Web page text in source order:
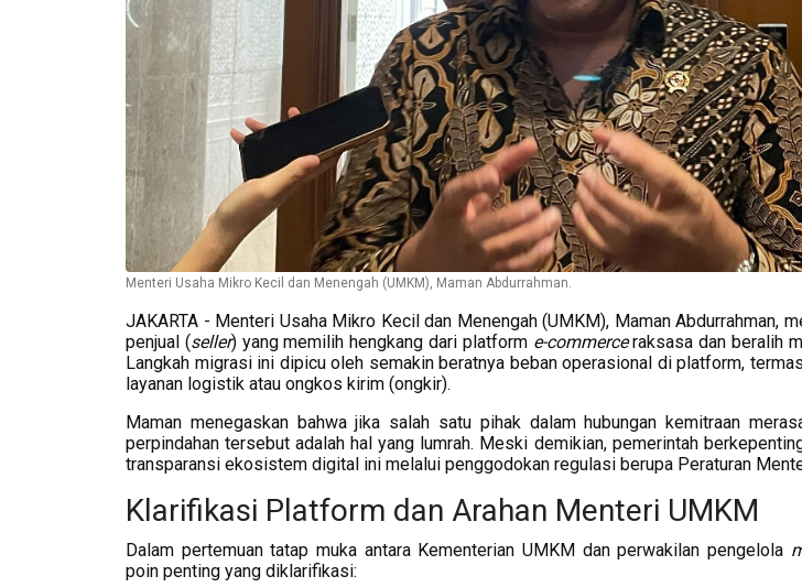
Menteri Usaha Mikro Kecil dan Menengah (UMKM), Maman Abdurrahman.
JAKARTA - Menteri Usaha Mikro Kecil dan Menengah (UMKM), Maman Abdurrahman,
penjual (seller) yang memilih hengkang dari platform e-commerceraksasa dan beralih
Langkah migrasi ini dipicu oleh semakin beratnya beban operasional di platform,
layanan logistik atau ongkos kirim (ongkir).
Maman menegaskan bahwa jika salah satu pihak dalam hubungan kemitraan
perpindahan tersebut adalah hal yang lumrah. Meski demikian, pemerintah
transparansi ekosistem digital ini melalui penggodokan regulasi berupa Peraturan
Klarifikasi Platform dan Arahan Menteri UMKM
Dalam pertemuan tatap muka antara Kementerian UMKM dan perwakilan pengelola
poin penting yang diklarifikasi: